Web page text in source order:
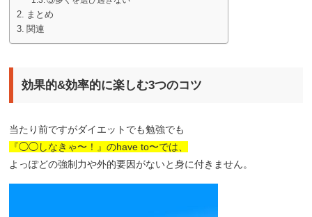
まとめ
関連
効果的&効率的に楽しむ3つのコツ
当たり前ですがダイエットでも勉強でも
『◯◯しなきゃ〜！』のhave to〜では、
よっぽどの強制力や外的要因がないと身に付きません。